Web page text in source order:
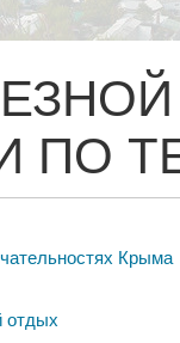
ПО
Крыма
отдых